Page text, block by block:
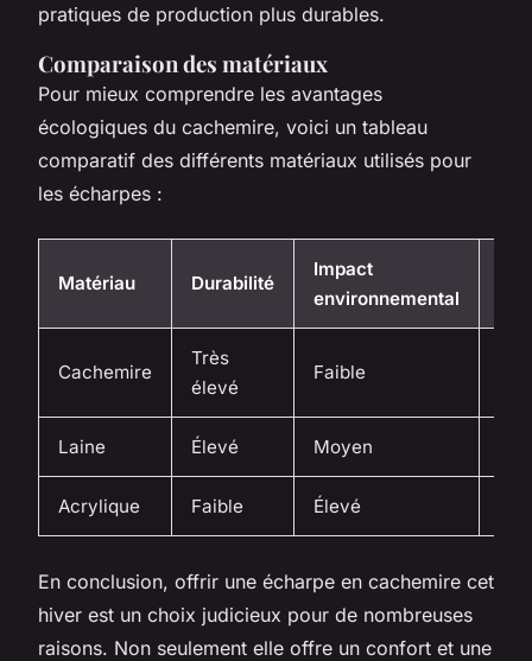
pratiques de production plus durables.
Comparaison des matériaux
Pour mieux comprendre les avantages
écologiques du cachemire, voici un tableau
comparatif des différents matériaux utilisés pour
les écharpes :
Matériau Durabilité
Impact
environnemental
Cachemire
Très
élevé
Faible
Laine Élevé Moyen
Acrylique Faible Élevé
En conclusion, offrir une écharpe en cachemire cet
hiver est un choix judicieux pour de nombreuses
raisons. Non seulement elle offre un confort et une